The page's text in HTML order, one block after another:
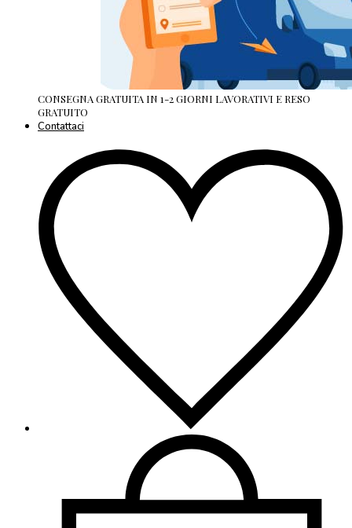
CONSEGNA GRATUITA IN 1-2 GIORNI LAVORATIVI E RESO
GRATUITO
Contattaci